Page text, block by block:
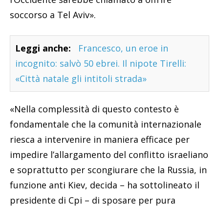
soccorso a Tel Aviv».
Leggi anche:
Francesco, un eroe in
incognito: salvò 50 ebrei. Il nipote Tirelli:
«Città natale gli intitoli strada»
«Nella complessità di questo contesto è
fondamentale che la comunità internazionale
riesca a intervenire in maniera efficace per
impedire l’allargamento del conflitto israeliano
e soprattutto per scongiurare che la Russia, in
funzione anti Kiev, decida – ha sottolineato il
presidente di Cpi – di sposare per pura